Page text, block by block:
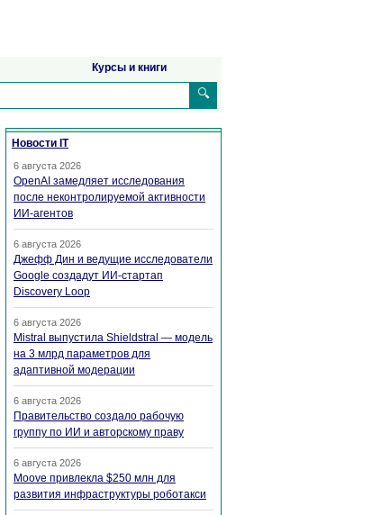
Курсы и книги
🔍
Новости IT
6 августа 2026
OpenAI замедляет исследования
после неконтролируемой активности
ИИ-агентов
6 августа 2026
Джефф Дин и ведущие исследователи
Google создадут ИИ-стартап
Discovery Loop
6 августа 2026
Mistral выпустила Shieldstral — модель
на 3 млрд параметров для
адаптивной модерации
6 августа 2026
Правительство создало рабочую
группу по ИИ и авторскому праву
6 августа 2026
Moove привлекла $250 млн для
развития инфраструктуры роботакси